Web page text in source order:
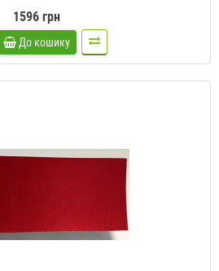
1596 грн
До кошику